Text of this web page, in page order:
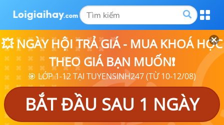
💥 NGÀY HỘI TRẢ GIÁ - MUA KHOÁ HỌC
THEO GIÁ BẠN MUỐN❗
🎯 LỚP 1-12 TẠI TUYENSINH247 (TỪ 10-12/08)
BẮT ĐẦU SAU 1 NGÀY